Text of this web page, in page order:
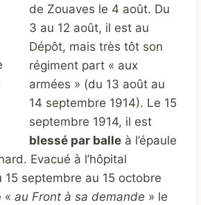
de Zouaves le 4 août. Du
3 au 12 août, il est au
Dépôt, mais très tôt son
régiment part « aux
armées » (du 13 août au
14 septembre 1914). Le 15
septembre 1914, il est
blessé par balle à l’épaule
Evacué à l’hôpital
15 septembre au 15 octobre
« au Front à sa demande » le